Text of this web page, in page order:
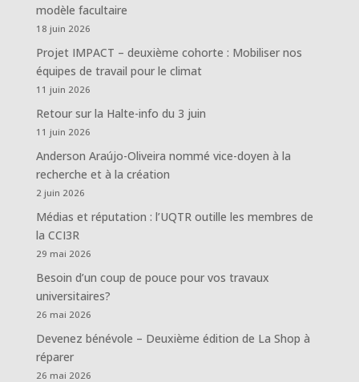
modèle facultaire
18 juin 2026
Projet IMPACT – deuxième cohorte : Mobiliser nos
équipes de travail pour le climat
11 juin 2026
Retour sur la Halte-info du 3 juin
11 juin 2026
Anderson Araújo-Oliveira nommé vice-doyen à la
recherche et à la création
2 juin 2026
Médias et réputation : l’UQTR outille les membres de
la CCI3R
29 mai 2026
Besoin d’un coup de pouce pour vos travaux
universitaires?
26 mai 2026
Devenez bénévole – Deuxième édition de La Shop à
réparer
26 mai 2026